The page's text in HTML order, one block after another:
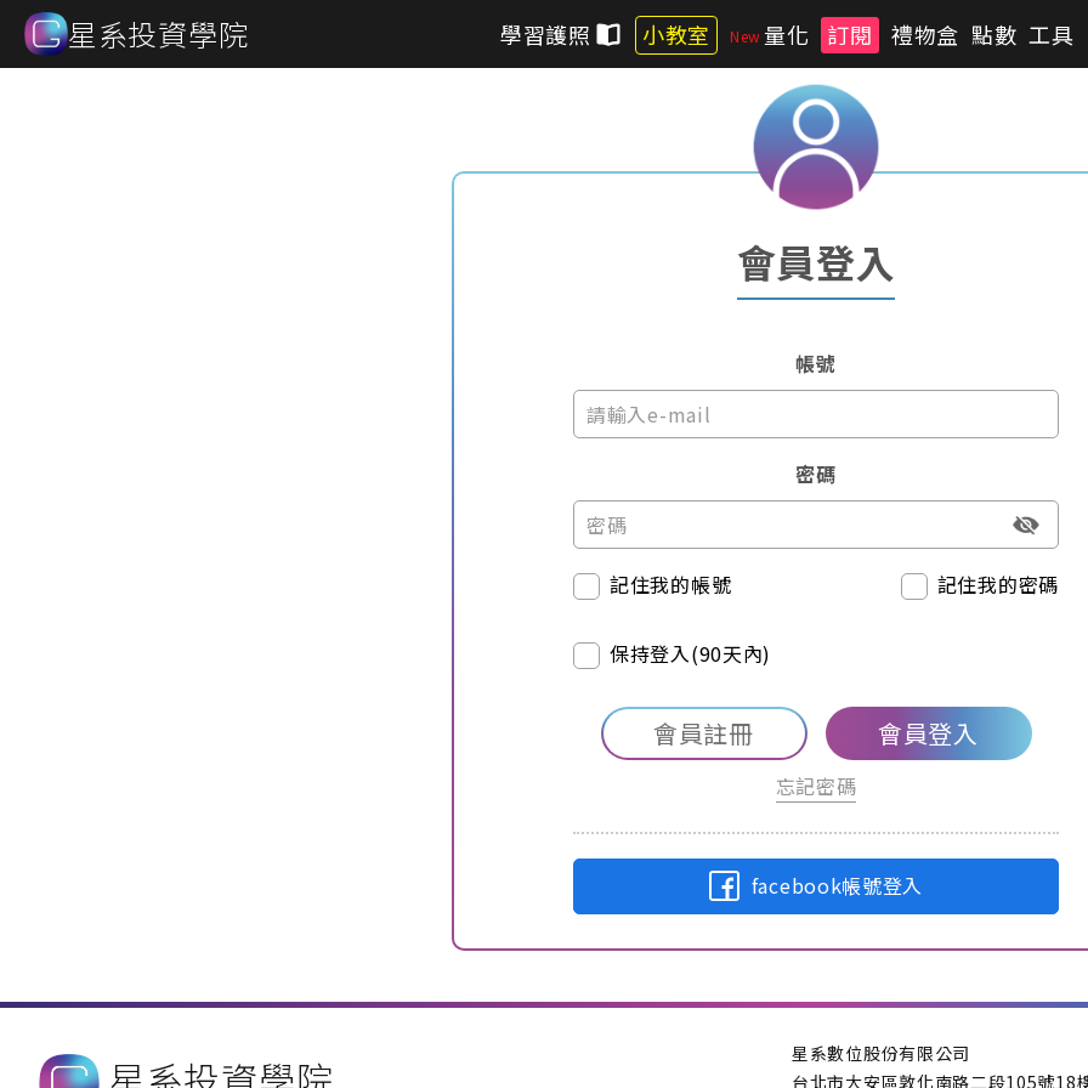
星系投資學院 學習護照 小教室 量化 訂閱 禮物盒 點數 工具
會員登入
帳號
密碼
記住我的帳號 記住我的密碼
保持登入(90天內)
會員註冊 會員登入
忘記密碼
facebook帳號登入
星系數位股份有限公司
台北市大安區敦化南路二段105號18